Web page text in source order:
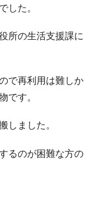
した。
所の生活支援課に
で再利用は難しか
です。
しました。
るのが困難な方の